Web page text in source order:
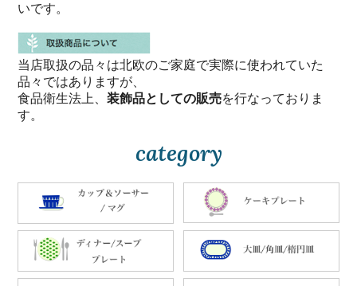
いです。
当店取扱の品々は北欧のご家庭で実際に使われていた
品々ではありますが、
食品衛生法上、装飾品としての販売を行なっておりま
す。
category